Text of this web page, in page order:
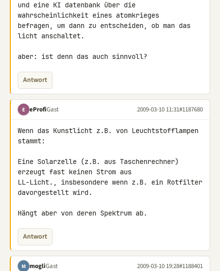
und eine KI datenbank über die
wahrscheinlichkeit eines atomkrieges
befragen, um dann zu entscheiden, ob man das
licht anschaltet.
aber: ist denn das auch sinnvoll?
Antwort
E eProfiGast 2009-03-10 11:31#1187680
Wenn das Kunstlicht z.B. von Leuchtstofflampen
stammt:
Eine Solarzelle (z.B. aus Taschenrechner)
erzeugt fast keinen Strom aus
LL-Licht., insbesondere wenn z.B. ein Rotfilter
davorgestellt wird.
Hängt aber von deren Spektrum ab.
Antwort
M mogliGast 2009-03-10 19:28#1188401